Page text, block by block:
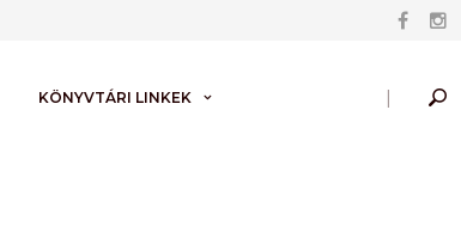
|
KÖNYVTÁRI LINKEK